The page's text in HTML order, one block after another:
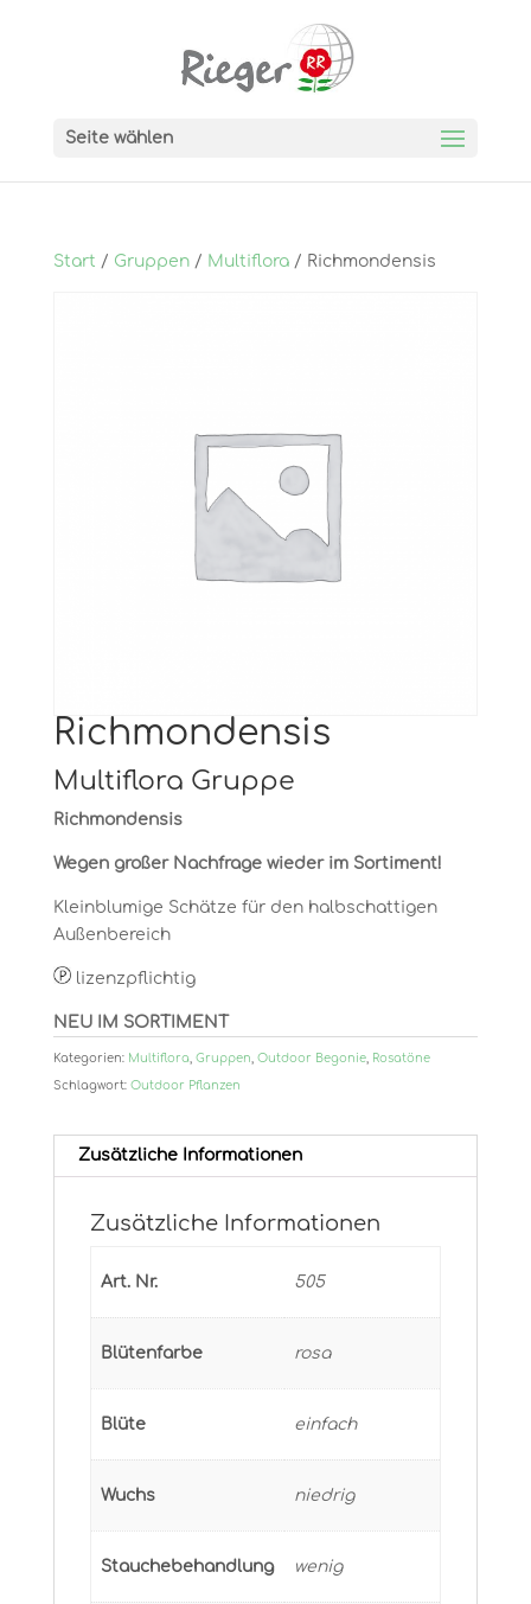
Seite wählen
Start / Gruppen/ Multiflora/ Richmondensis
Richmondensis
Multiflora Gruppe
Richmondensis
Wegen großer Nachfrage wieder im Sortiment!
Kleinblumige Schätze für den halbschattigen
Außenbereich
lizenzpflichtig
NEU IM SORTIMENT
Kategorien: Multiflora, Gruppen, Outdoor Begonie, Rosatöne
Schlagwort: Outdoor Pflanzen
Zusätzliche Informationen
Zusätzliche Informationen
Art. Nr. 505
Blütenfarbe rosa
Blüte einfach
Wuchs niedrig
Stauchebehandlung wenig